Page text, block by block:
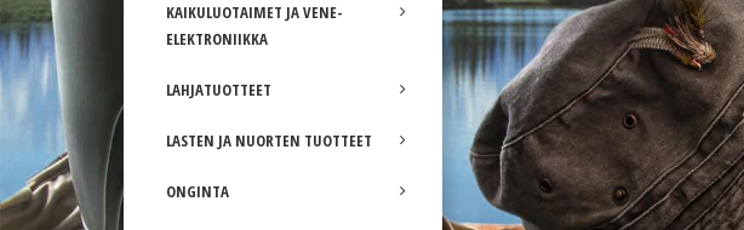
KAIKULUOTAIMET JA VENE-
ELEKTRONIIKKA
LAHJATUOTTEET
LASTEN JA NUORTEN TUOTTEET
ONGINTA